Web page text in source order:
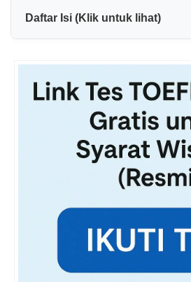
Daftar Isi (Klik untuk lihat)